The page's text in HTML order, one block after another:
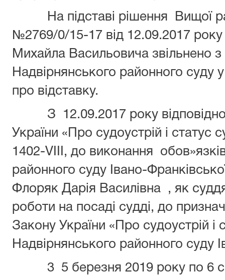
На підставі рішення Вищої
№2769/0/15-17 від 12.09.2017
Михайла Васильовича звільнено з
Надвірнянського районного суду
про відставку.
З 12.09.2017 року
України «Про судоустрій і статус
1402-VIII, до виконання
районного суду Івано-
Флоряк Дарія Василівна , як
роботи на посаді судді, до
Закону України «Про судоустрій і
Надвірнянського районного суду
3 5 березня 2019 року по 6